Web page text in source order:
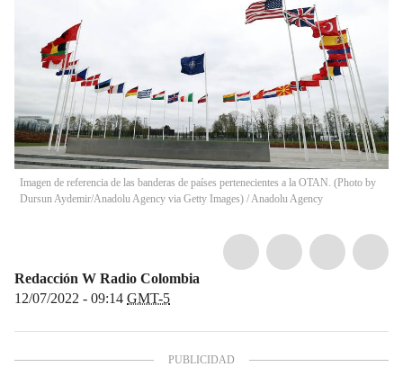
Imagen de referencia de las banderas de países pertenecientes a la OTAN. (Photo by
Dursun Aydemir/Anadolu Agency via Getty Images) /Anadolu Agency
Redacción W Radio Colombia
12/07/2022 - 09:14 GMT-5